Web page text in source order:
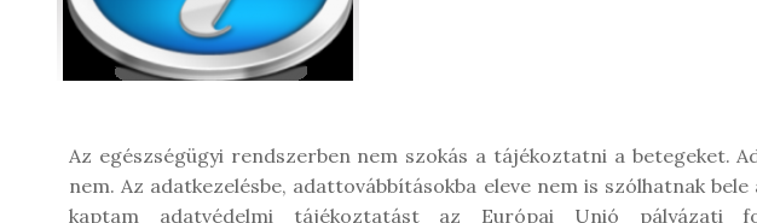
Az egészségügyi rendszerben nem szokás a tájékoztatni a betegeket.
nem. Az adatkezelésbe, adattovábbításokba eleve nem is szólhatnak
kaptam adatvédelmi tájékoztatást az Európai Unió pályázati